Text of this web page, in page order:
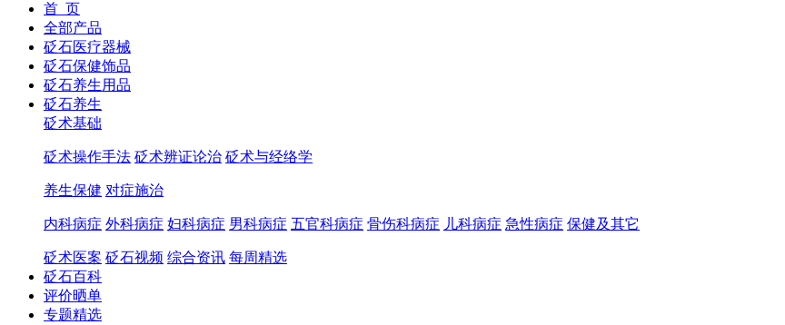
首 页
全部产品
砭石医疗器械
砭石保健饰品
砭石养生用品
砭石养生
砭术基础
砭术操作手法 砭术辨证论治 砭术与经络学
养生保健 对症施治
内科病症 外科病症 妇科病症 男科病症 五官科病症 骨伤科病症 儿科病症 急性病症 保健及其它
砭术医案 砭石视频 综合资讯 每周精选
砭石百科
评价晒单
专题精选